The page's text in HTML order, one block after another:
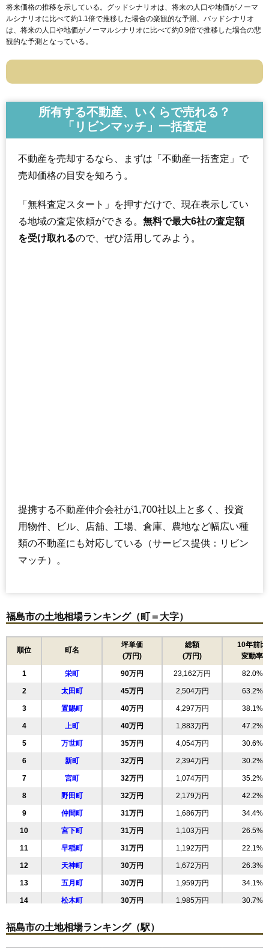
将来価格の推移を示している。グッドシナリオは、将来の人口や地価がノーマ
ルシナリオに比べて約1.1倍で推移した場合の楽観的な予測、バッドシナリオ
は、将来の人口や地価がノーマルシナリオに比べて約0.9倍で推移した場合の悲
観的な予測となっている。
所有する不動産、いくらで売れる？
「リビンマッチ」一括査定
不動産を売却するなら、まずは「不動産一括査定」で
売却価格の目安を知ろう。
「無料査定スタート」を押すだけで、現在表示してい
る地域の査定依頼ができる。 無料で最大6社の査定額
を受け取れるので、ぜひ活用してみよう。
提携する不動産仲介会社が1,700社以上と多く、投資
用物件、ビル、店舗、工場、倉庫、農地など幅広い種
類の不動産にも対応している（サービス提供：リビン
マッチ）。
福島市の土地相場ランキング（町＝大字）
順位 町名
坪単価
(万円)
総額
(万円)
10年前比
変動率
1 栄町 90万円 23,162万円 82.0%
2 太田町 45万円 2,504万円 63.2%
3 置賜町 40万円 4,297万円 38.1%
4 上町 40万円 1,883万円 47.2%
5 万世町 35万円 4,054万円 30.6%
6 新町 32万円 2,394万円 30.2%
7 宮町 32万円 1,074万円 35.2%
8 野田町 32万円 2,179万円 42.2%
9 仲間町 31万円 1,686万円 34.4%
10 宮下町 31万円 1,103万円 26.5%
11 早稲町 31万円 1,192万円 22.1%
12 天神町 30万円 1,672万円 26.3%
13 五月町 30万円 1,959万円 34.1%
14 松木町 30万円 1,985万円 30.7%
16 五老内町 29万円 2,173万円 23.1%
福島市の土地相場ランキング（駅）